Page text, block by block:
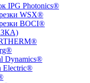
IPG Photonics®
WSX®
BOCI®
Dynamics®
Electric®